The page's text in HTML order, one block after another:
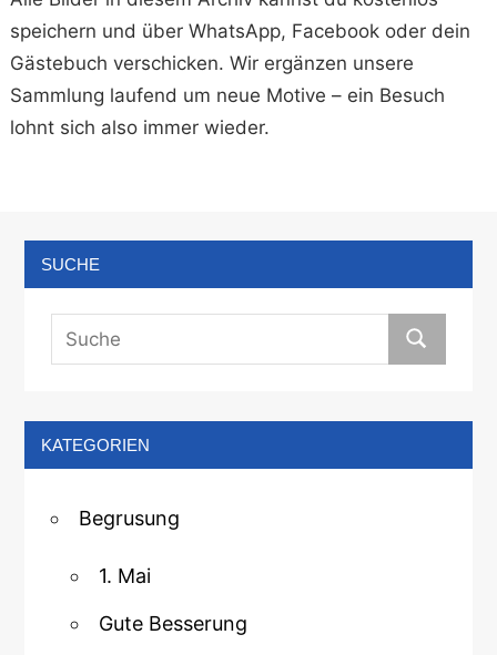
speichern und über WhatsApp, Facebook oder dein
Gästebuch verschicken. Wir ergänzen unsere
Sammlung laufend um neue Motive – ein Besuch
lohnt sich also immer wieder.
SUCHE
KATEGORIEN
Begrusung
1. Mai
Gute Besserung